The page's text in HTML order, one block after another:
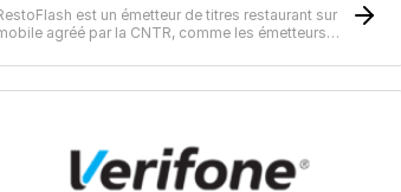
est un émetteur de titres restaurant sur
agréé par la CNTR, comme les émetteurs